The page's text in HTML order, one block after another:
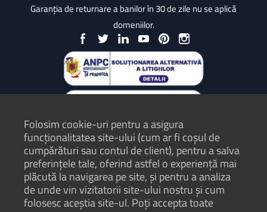
Garanția de returnare a banilor în 30 de zile nu se aplică
domeniilor.
Protecția Consumatorilor - ANPC
Termeni și condiții
Folosim cookie-uri pentru a asigura
funcționalitatea site-ului (cum ar fi coșul de
cumpărături sau contul de client), pentru a salva
preferințele tale, oferind astfel o experiență mai
plăcută la navigarea pe site, și pentru a analiza
de unde vin vizitatorii site-ului nostru și cum
folosesc aceștia site-ul. Poți accepta toate